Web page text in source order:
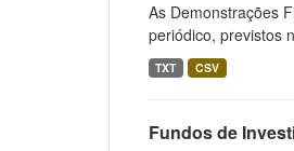
As Demonstrações
periódico, previstos
TXT CSV
Fundos de